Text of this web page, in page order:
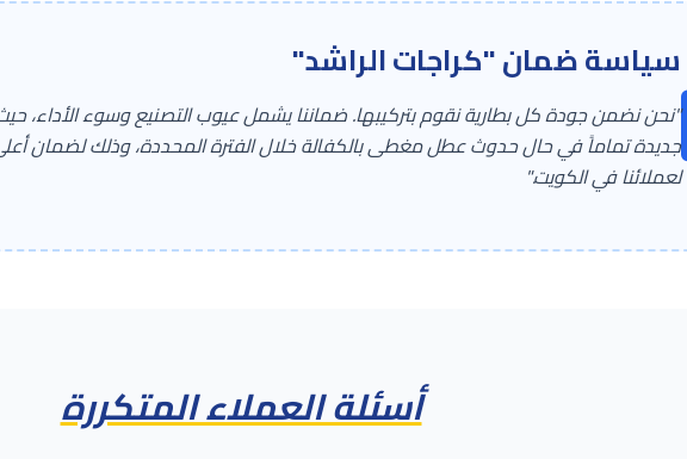
سياسة ضمان "كراجات الراشد"
"نحن نضمن جودة كل بطارية نقوم بتركيبها. ضماننا يشمل عيوب التصنيع وسوء الأداء، حيث
جديدة تماماً في حال حدوث عطل مغطى بالكفالة خلال الفترة المحددة، وذلك لضمان
لعملائنا في الكويت."
أسئلة العملاء المتكررة